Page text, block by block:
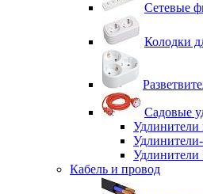
Сетевые
Колодки
Садовые
Удлинители
Удлинители
Кабель и провод